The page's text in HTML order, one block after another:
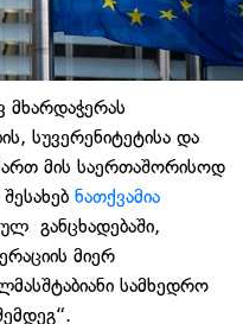
მხარდაჭერას
სუვერენიტეტისა და
მის საერთაშორისოდ
ნათქვამია
განცხადებაში,
მიერ
სამხედრო